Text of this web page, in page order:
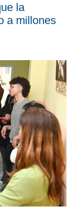
la
a millones